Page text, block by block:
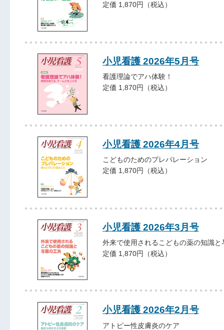
定価 1,870円（税込）
小児看護 2026年5月号
看護理論でアハ体験！
定価 1,870円（税込）
小児看護 2026年4月号
こどものためのプレパレーション
定価 1,870円（税込）
小児看護 2026年3月号
外来で使用されるこどもの薬の知識と
定価 1,870円（税込）
小児看護 2026年2月号
アトピー性皮膚炎のケア